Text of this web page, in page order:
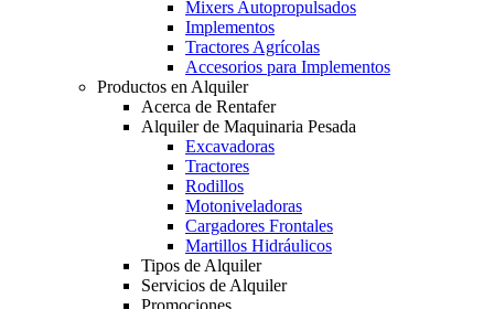
Mixers Autopropulsados
Implementos
Tractores Agrícolas
Accesorios para Implementos
Productos en Alquiler
Acerca de Rentafer
Alquiler de Maquinaria Pesada
Excavadoras
Tractores
Rodillos
Motoniveladoras
Cargadores Frontales
Martillos Hidráulicos
Tipos de Alquiler
Servicios de Alquiler
Promociones